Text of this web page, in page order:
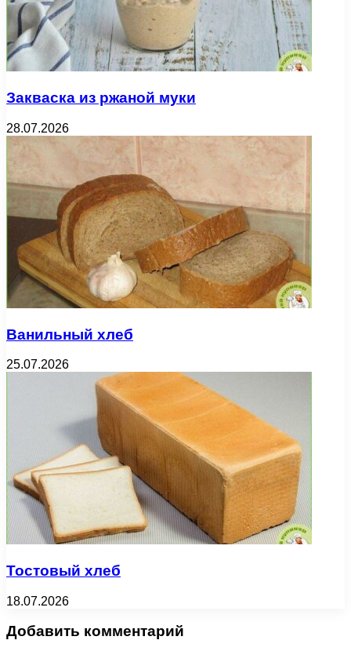
Закваска из ржаной муки
28.07.2026
Ванильный хлеб
25.07.2026
Тостовый хлеб
18.07.2026
Добавить комментарий